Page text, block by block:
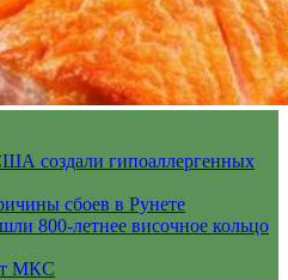
создали гипоаллергенных
сбоев в Рунете
800-летнее височное кольцо
МКС